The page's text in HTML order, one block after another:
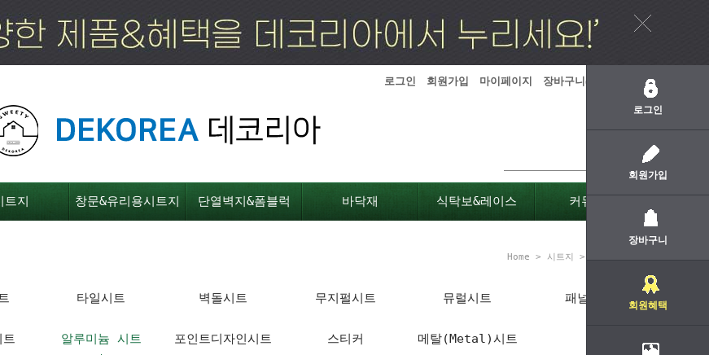
로그인
회원가입
장바구니
회원혜택
로그인 회원가입 마이페이지 장바구니( 주문하기
트지 창문&유리용시트지 단열벽지&폼블럭 바닥재 식탁보&레이스 커뮤니티
Home > 시트지 >
타일시트 벽돌시트 무지펄시트 뮤럴시트 패널시트
트 알루미늄 시트 포인트디자인시트 스티커 메탈(Metal)시트